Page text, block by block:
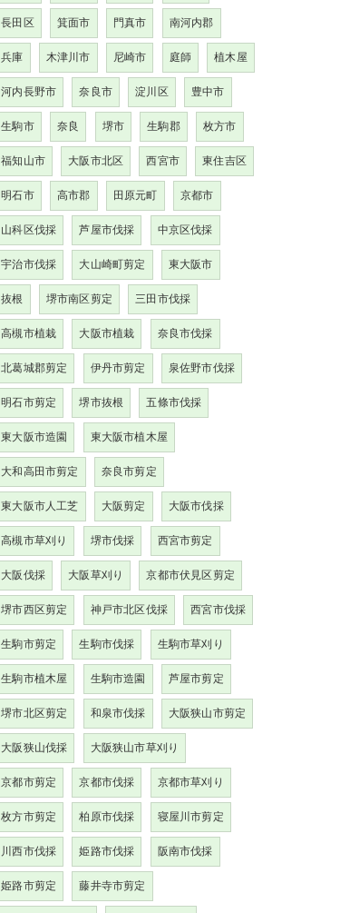
長田区 箕面市 門真市 南河内郡
兵庫 木津川市 尼崎市 庭師 植木屋
河内長野市 奈良市 淀川区 豊中市
生駒市 奈良 堺市 生駒郡 枚方市
福知山市 大阪市北区 西宮市 東住吉区
明石市 高市郡 田原元町 京都市
山科区伐採 芦屋市伐採 中京区伐採
宇治市伐採 大山崎町剪定 東大阪市
抜根 堺市南区剪定 三田市伐採
高槻市植栽 大阪市植栽 奈良市伐採
北葛城郡剪定 伊丹市剪定 泉佐野市伐採
明石市剪定 堺市抜根 五條市伐採
東大阪市造園 東大阪市植木屋
大和高田市剪定 奈良市剪定
東大阪市人工芝 大阪剪定 大阪市伐採
高槻市草刈り 堺市伐採 西宮市剪定
大阪伐採 大阪草刈り 京都市伏見区剪定
堺市西区剪定 神戸市北区伐採 西宮市伐採
生駒市剪定 生駒市伐採 生駒市草刈り
生駒市植木屋 生駒市造園 芦屋市剪定
堺市北区剪定 和泉市伐採 大阪狭山市剪定
大阪狭山伐採 大阪狭山市草刈り
京都市剪定 京都市伐採 京都市草刈り
枚方市剪定 柏原市伐採 寝屋川市剪定
川西市伐採 姫路市伐採 阪南市伐採
姫路市剪定 藤井寺市剪定